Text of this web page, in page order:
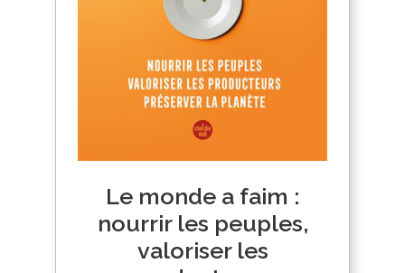
Le monde a faim :
nourrir les peuples,
valoriser les